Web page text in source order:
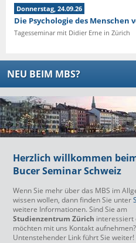
Donnerstag, 24.09.26
Die Psychologie des Menschen
Tagesseminar mit Didier Erne in Zürich
NEU BEIM MBS?
Herzlich willkommen
Bucer Seminar Schweiz
Wenn Sie mehr über das MBS im
wissen wollen, dann finden Sie unter
weitere Informationen. Sind Sie am
Studienzentrum Zürich interessiert
möchten mit uns Kontakt aufnehmen?
Untenstehender Link führt Sie weiter!